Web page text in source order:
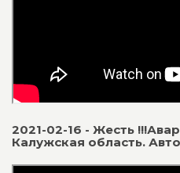
2021-02-16 - Жесть
Калужская область.